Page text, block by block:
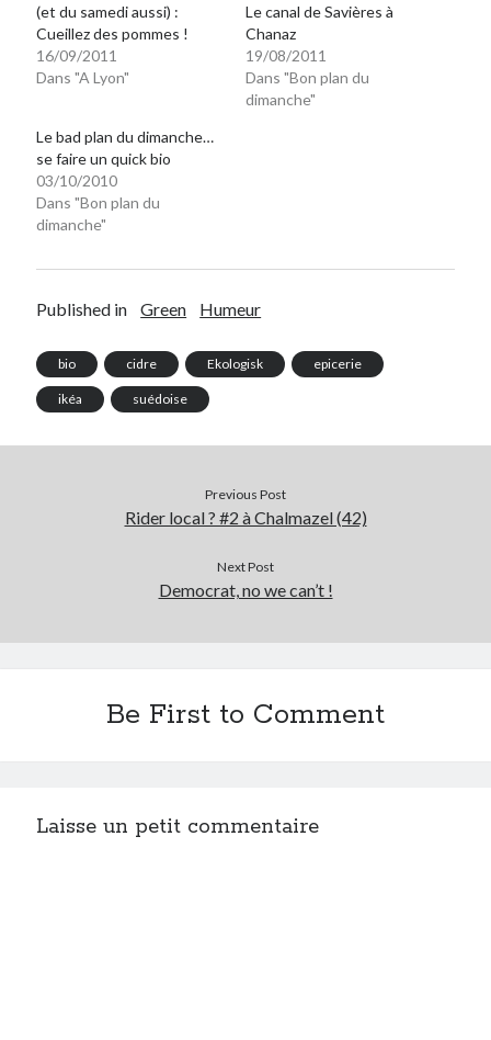
(et du samedi aussi) :
Cueillez des pommes !
16/09/2011
Dans "A Lyon"
Le canal de Savières à
Chanaz
19/08/2011
Dans "Bon plan du
dimanche"
Le bad plan du dimanche…
se faire un quick bio
03/10/2010
Dans "Bon plan du
dimanche"
Published in Green Humeur
bio cidre Ekologisk epicerie
ikéa suédoise
Previous Post
Rider local ? #2 à Chalmazel (42)
Next Post
Democrat, no we can’t !
Be First to Comment
Laisse un petit commentaire